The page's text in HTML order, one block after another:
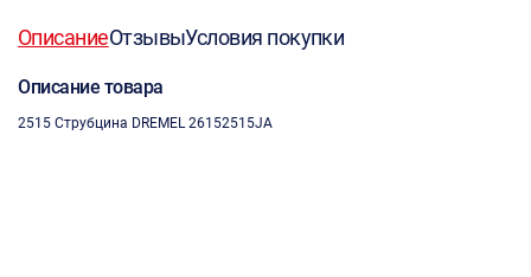
ОписаниеОтзывыУсловия покупки
Описание товара
2515 Струбцина DREMEL 26152515JA